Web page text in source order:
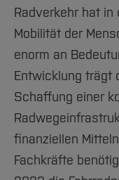
Radverkehr hat
Mobilität der
enorm an
Entwicklung trägt
Schaffung einer
finanziellen
Fachkräfte